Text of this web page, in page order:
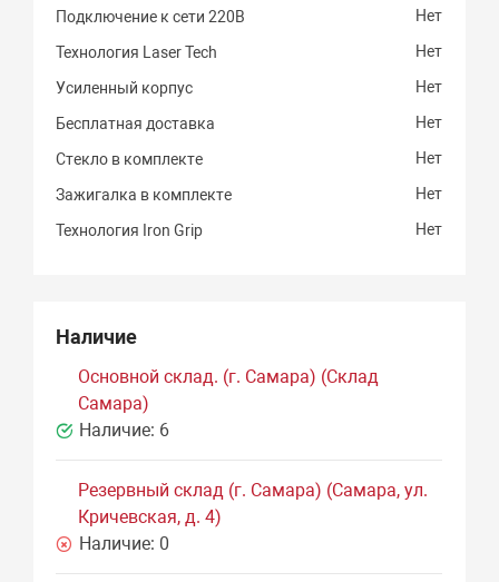
Подключение к сети 220В Нет
Технология Laser Tech Нет
Усиленный корпус Нет
Бесплатная доставка Нет
Стекло в комплекте Нет
Зажигалка в комплекте Нет
Технология Iron Grip Нет
Наличие
Основной склад. (г. Самара) (Склад
Самара)
Наличие: 6
Резервный склад (г. Самара) (Самара, ул.
Кричевская, д. 4)
Наличие: 0